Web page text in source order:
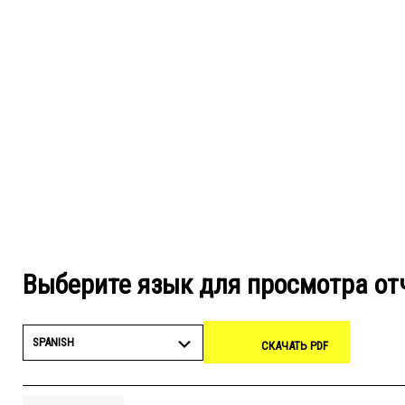
Выберите язык для просмотра
SPANISH СКАЧАТЬ PDF